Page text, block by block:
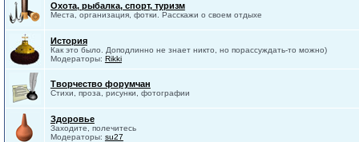
Охота, рыбалка, спорт, туризм
Места, организация, фотки. Расскажи о своем отдыхе
История
Как это было. Доподлинно не знает никто, но порассуждать-то можно)
Модераторы: Rikki
Творчество форумчан
Стихи, проза, рисунки, фотографии
Здоровье
Заходите, полечитесь
Модераторы: su27